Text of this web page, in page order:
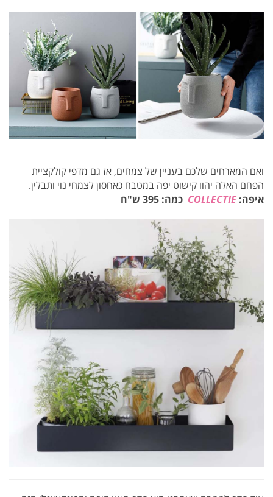
ואם המארחים שלכם בעניין של צמחים, אז גם מדפי קולקציית
הפחם האלה יהוו קישוט יפה במטבח כאחסון לצמחי נוי ותבלין.
איפה: COLLECTIE כמה: 395 ש"ח